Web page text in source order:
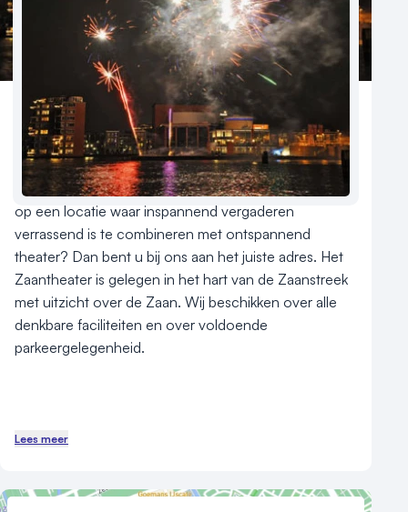
Contact
Business en cultuur: dat kan alleen in het Zaantheater!
Wilt u een conferentie houden, een jaar-vergadering
beleggen of een bedrijfsjubileum vieren? En dat graag
op een locatie waar inspannend vergaderen
verrassend is te combineren met ontspannend
theater? Dan bent u bij ons aan het juiste adres. Het
Zaantheater is gelegen in het hart van de Zaanstreek
met uitzicht over de Zaan. Wij beschikken over alle
denkbare faciliteiten en over voldoende
parkeergelegenheid.
Lees meer